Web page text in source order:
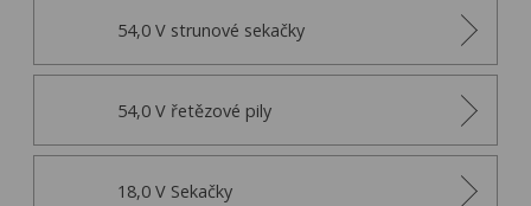
54,0 V strunové sekačky
54,0 V řetězové pily
18,0 V Sekačky